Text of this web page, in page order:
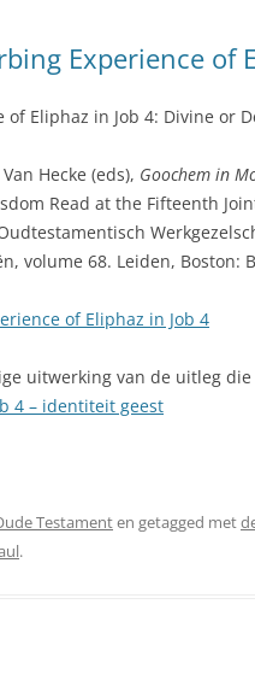
Experience of
of Eliphaz in Job 4: Divine or
Hecke (eds), Goochem in
Read at the Fifteenth
volume 68. Leiden, Boston:
of Eliphaz in Job 4
uitwerking van de uitleg
4 – identiteit geest
Testamenten getagged met
.